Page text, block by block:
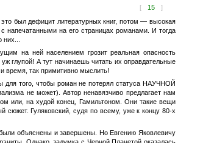
[ 15 ]
был дефицит литературных книг, потом — высокая
напечатанными на его страницах романами. И тогда
на ней населением грозит реальная опасность
глупой! А тут начинаешь читать их оправдательные
время, так примитивно мыслить!
для того, чтобы роман не потерял статуса НАУЧНОЙ
не может). Автор ненавязчиво предлагает нам
или, на худой конец, Гамильтоном. Они такие вещи
Гуляковский, судя по всему, уже к концу 80-х
объяснены и завершены. Но Евгению Яковлевичу
Однако, задумка с Черной Планетой оказалась